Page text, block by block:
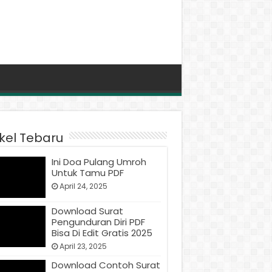
Tebaru
Ini Doa Pulang Umroh
Untuk Tamu PDF
April 24, 2025
Download Surat
Pengunduran Diri PDF
Bisa Di Edit Gratis 2025
April 23, 2025
Download Contoh Surat